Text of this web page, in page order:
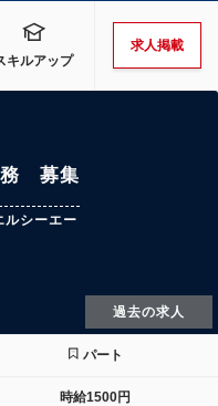
キルアップ
求人掲載
務 募集
ルシーエー
過去の求人
パート
時給1500円